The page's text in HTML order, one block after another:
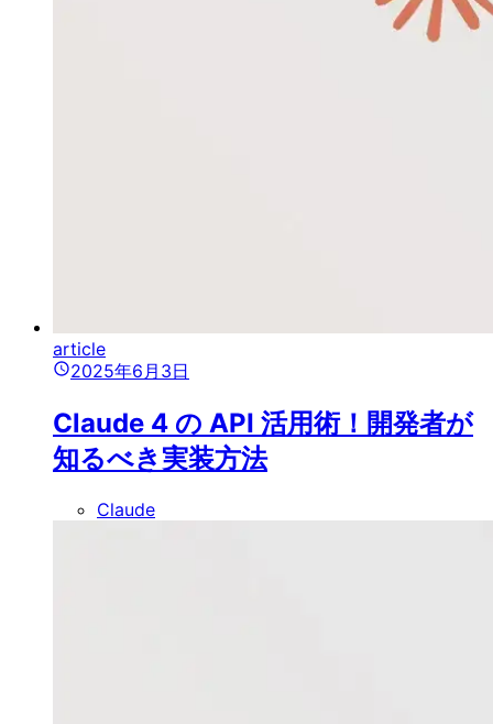
article
2025年6月3日
Claude 4 の API 活用術！開発者が
知るべき実装方法
Claude